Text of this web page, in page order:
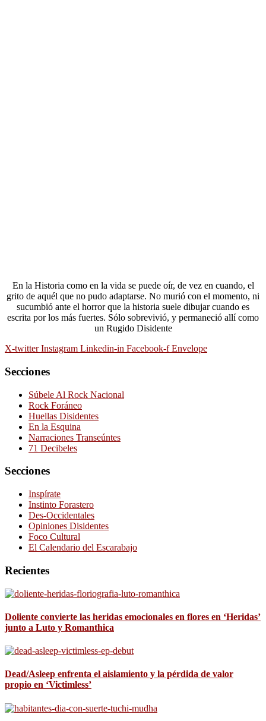
En la Historia como en la vida se puede oír, de vez en cuando, el
grito de aquél que no pudo adaptarse. No murió con el momento, ni
sucumbió ante el horror que la historia suele dibujar cuando es
escrita por los más fuertes. Sólo sobrevivió, y permaneció allí como
un Rugido Disidente
X-twitter Instagram Linkedin-in Facebook-f Envelope
Secciones
Súbele Al Rock Nacional
Rock Foráneo
Huellas Disidentes
En la Esquina
Narraciones Transeúntes
71 Decibeles
Secciones
Inspírate
Instinto Forastero
Des-Occidentales
Opiniones Disidentes
Foco Cultural
El Calendario del Escarabajo
Recientes
Doliente convierte las heridas emocionales en flores en ‘Heridas’
junto a Luto y Romanthica
Dead/Asleep enfrenta el aislamiento y la pérdida de valor
propio en ‘Victimless’